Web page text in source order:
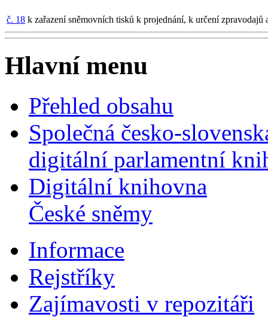
č. 18 k zařazení sněmovních tisků k projednání, k určení
Hlavní menu
Přehled obsahu
Společná česko-
digitální parlamentní
Digitální knihovna
České sněmy
Informace
Rejstříky
Zajímavosti v repozitáři